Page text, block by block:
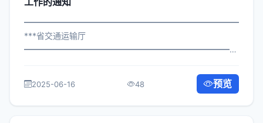
***省交通运输厅
属机构： 为深入贯彻落实习近平总...
2025-06-16 48 预览